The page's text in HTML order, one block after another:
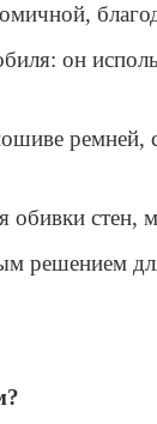
он
стен,
решением